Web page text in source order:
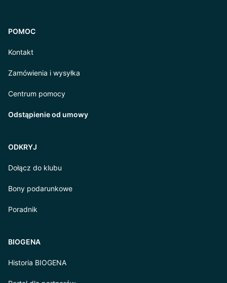
POMOC
Kontakt
Zamówienia i wysyłka
Centrum pomocy
Odstąpienie od umowy
ODKRYJ
Dołącz do klubu
Bony podarunkowe
Poradnik
BIOGENA
Historia BIOGENA